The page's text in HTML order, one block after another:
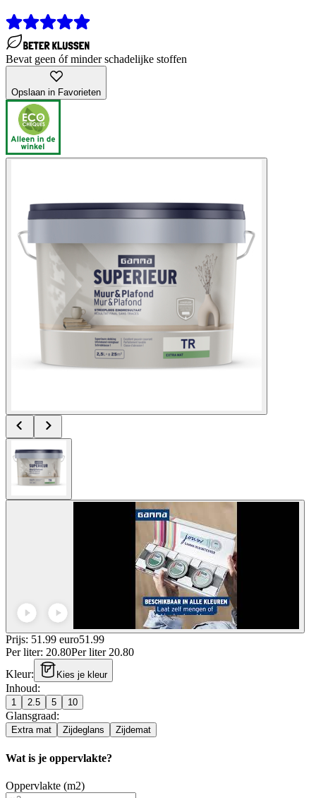
Bevat geen óf minder schadelijke stoffen
Opslaan in Favorieten
Prijs: 51.99 euro51 .99
Per liter: 20.80Per liter 20.80
Kleur: Kies je kleur
Inhoud:
1 2.5 5 10
Glansgraad:
Extra mat Zijdeglans Zijdemat
Wat is je oppervlakte?
Oppervlakte (m2)